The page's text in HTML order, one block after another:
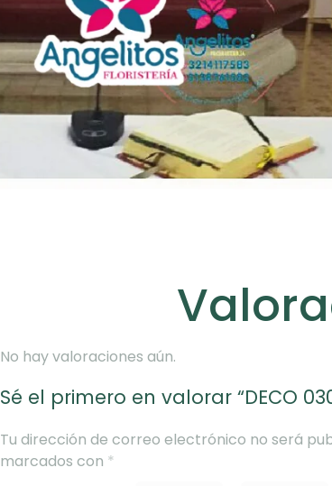
No hay valoraciones aún.
Sé el primero en valorar “DECO
Tu dirección de correo electrónico no será
marcados con *